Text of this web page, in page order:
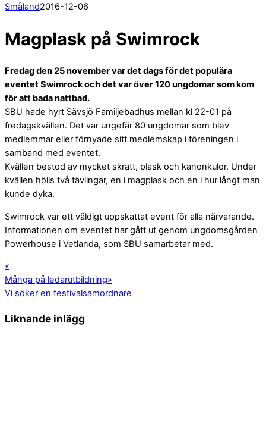
Småland2016-12-06
Magplask på Swimrock
Fredag den 25 november var det dags för det populära
eventet Swimrock och det var över 120 ungdomar som kom
för att bada nattbad.
SBU hade hyrt Sävsjö Familjebadhus mellan kl 22-01 på
fredagskvällen. Det var ungefär 80 ungdomar som blev
medlemmar eller förnyade sitt medlemskap i föreningen i
samband med eventet.
Kvällen bestod av mycket skratt, plask och kanonkulor. Under
kvällen hölls två tävlingar, en i magplask och en i hur långt man
kunde dyka.
Swimrock var ett väldigt uppskattat event för alla närvarande.
Informationen om eventet har gått ut genom ungdomsgården
Powerhouse i Vetlanda, som SBU samarbetar med.
«
Många på ledarutbildning»
Vi söker en festivalsamordnare
Liknande inlägg